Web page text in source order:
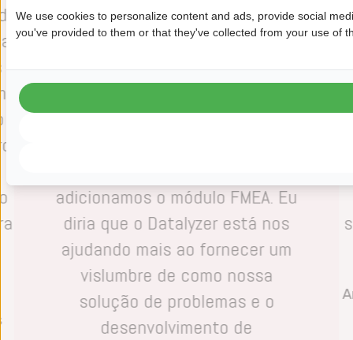
Alguns gráficos são monitorados
diariamente, outros são usados
apenas para solução de
existem mais ou menos para “ver
adicionamos o módulo FMEA. Eu
diria que o Datalyzer está nos
ajudando mais ao fornecer um
vislumbre de como nossa
solução de problemas e o
desenvolvimento de
We use cookies to personalize content and ads, provide social
you've provided to them or that they've collected from your use of